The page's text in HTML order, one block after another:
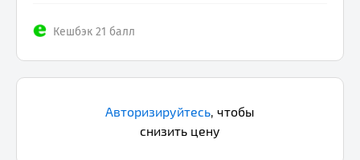
Кешбэк 21 балл
Авторизируйтесь, чтобы
снизить цену